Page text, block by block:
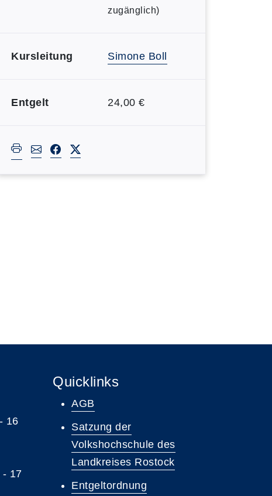
zugänglich)
Kursleitung Simone Boll
Entgelt 24,00 €
16
- 17
Quicklinks
AGB
Satzung der
Volkshochschule des
Landkreises Rostock
Entgeltordnung